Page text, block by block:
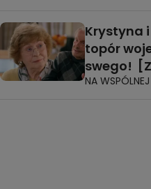
Krystyna
topór
swego!
NA WSPÓLNEJ